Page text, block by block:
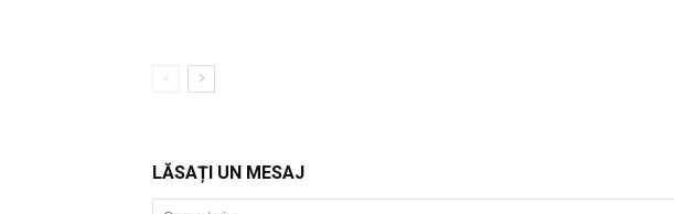
LĂSAȚI UN MESAJ